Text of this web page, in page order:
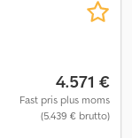
4.571 €
Fast pris plus moms
(5.439 € brutto)